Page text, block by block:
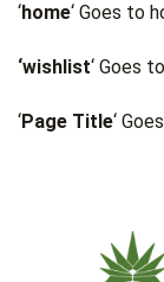
‘home‘ Goes to
‘wishlist‘ Goes
‘Page Title‘